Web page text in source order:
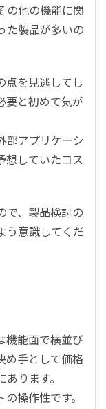
の他の機能に関
た製品が多いの
点を見逃してし
要と初めて気が
部アプリケーシ
想していたコス
で、製品検討の
う意識してくだ
機能面で横並び
め手として価格
ります。
操作性です。